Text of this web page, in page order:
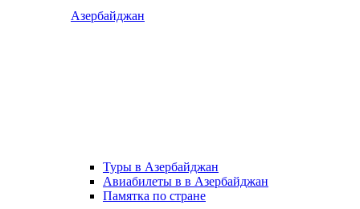
Азербайджан
Туры в Азербайджан
Авиабилеты в в Азербайджан
Памятка по стране